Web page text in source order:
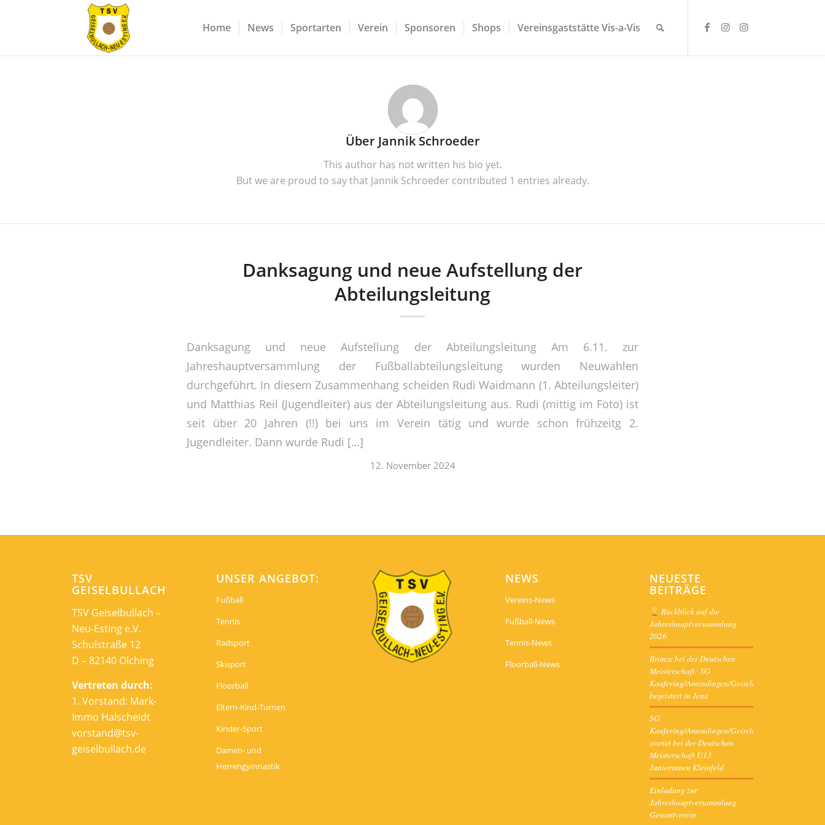
Home News Sportarten Verein Sponsoren Shops Vereinsgaststätte Vis-a-Vis
Über Jannik Schroeder
This author has not written his bio yet.
But we are proud to say that Jannik Schroeder contributed 1 entries already.
Danksagung und neue Aufstellung der
Abteilungsleitung
Danksagung und neue Aufstellung der Abteilungsleitung Am 6.11. zur
Jahreshauptversammlung der Fußballabteilungsleitung wurden Neuwahlen
durchgeführt. In diesem Zusammenhang scheiden Rudi Waidmann (1. Abteilungsleiter)
und Matthias Reil (Jugendleiter) aus der Abteilungsleitung aus. Rudi (mittig im Foto) ist
seit über 20 Jahren (!!) bei uns im Verein tätig und wurde schon frühzeitg 2.
Jugendleiter. Dann wurde Rudi […]
12. November 2024
TSV
GEISELBULLACH
TSV Geiselbullach –
Neu-Esting e.V.
Schulstraße 12
D – 82140 Olching
Vertreten durch:
1. Vorstand: Mark-
Immo Halscheidt
vorstand@tsv-
geiselbullach.de
UNSER ANGEBOT:
Fußball
Tennis
Radsport
Skisport
Floorball
Eltern-Kind-Turnen
Kinder-Sport
Damen- und
Herrengymnastik
NEWS
Vereins-News
Fußball-News
Tennis-News
Floorball-News
NEUESTE
BEITRÄGE
Rückblick auf die
Jahreshauptversammlung
2026
Bronze bei der Deutschen
Meisterschaft: SG
Kaufering/Amendingen/Geiselbullach
begeistert in Jena
SG
Kaufering/Amendingen/Geiselbullach
startet bei der Deutschen
Meisterschaft U13
Juniorinnen Kleinfeld
Einladung zur
Jahreshauptversammlung
Gesamtverein